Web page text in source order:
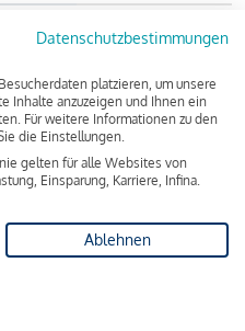
INFINA Credit
Broker GmbH
die Wohnung zu kaufen.
Gebühren an (z. B. die
die Bank den
Datenschutzbestimmungen
platzieren, um unsere
Inhalte anzuzeigen und Ihnen ein
Für weitere Informationen zu den
die Einstellungen.
gelten für alle Websites von
Einsparung, Karriere, Infina.
Ablehnen